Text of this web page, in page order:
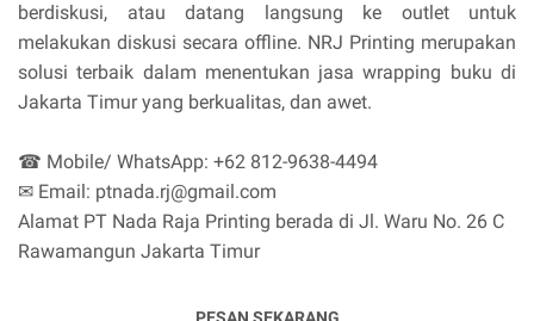
berdiskusi, atau datang langsung ke outlet untuk
melakukan diskusi secara offline. NRJ Printing merupakan
solusi terbaik dalam menentukan jasa wrapping buku di
Jakarta Timur yang berkualitas, dan awet.
☎ Mobile/ WhatsApp: +62 812-9638-4494
✉ Email: ptnada.rj@gmail.com
Alamat PT Nada Raja Printing berada di Jl. Waru No. 26 C
Rawamangun Jakarta Timur